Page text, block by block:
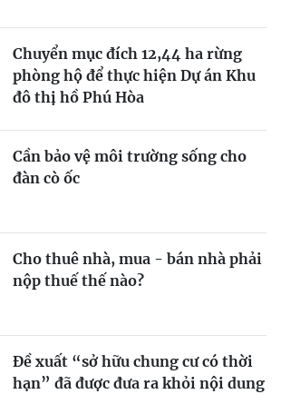
Chuyển mục đích 12,44 ha rừng
phòng hộ để thực hiện Dự án Khu
đô thị hồ Phú Hòa
Cần bảo vệ môi trường sống cho
đàn cò ốc
Cho thuê nhà, mua - bán nhà phải
nộp thuế thế nào?
Đề xuất “sở hữu chung cư có thời
hạn” đã được đưa ra khỏi nội dung